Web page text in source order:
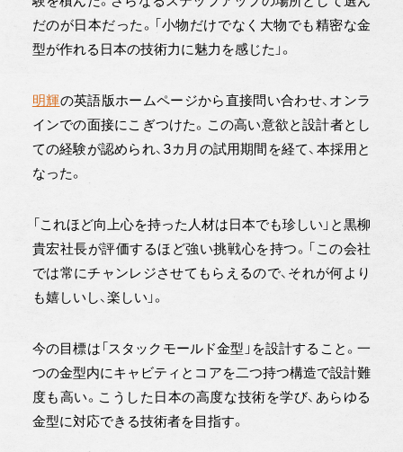
だのが日本だった。「小物だけでなく大物でも精密な金
型が作れる日本の技術力に魅力を感じた」。
明輝の英語版ホームページから直接問い合わせ、オンラ
インでの面接にこぎつけた。この高い意欲と設計者とし
ての経験が認められ、3カ月の試用期間を経て、本採用と
なった。
「これほど向上心を持った人材は日本でも珍しい」と黒柳
貴宏社長が評価するほど強い挑戦心を持つ。「この会社
では常にチャンレジさせてもらえるので、それが何より
も嬉しいし、楽しい」。
今の目標は「スタックモールド金型」を設計すること。一
つの金型内にキャビティとコアを二つ持つ構造で設計難
度も高い。こうした日本の高度な技術を学び、あらゆる
金型に対応できる技術者を目指す。